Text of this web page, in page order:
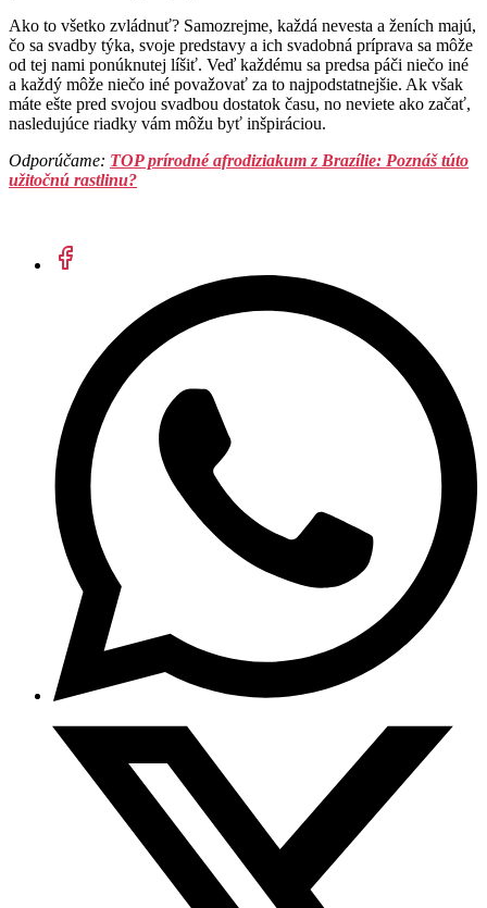
Ako to všetko zvládnuť? Samozrejme, každá nevesta a ženích majú,
čo sa svadby týka, svoje predstavy a ich svadobná príprava sa môže
od tej nami ponúknutej líšiť. Veď každému sa predsa páči niečo iné
a každý môže niečo iné považovať za to najpodstatnejšie. Ak však
máte ešte pred svojou svadbou dostatok času, no neviete ako začať,
nasledujúce riadky vám môžu byť inšpiráciou.
Odporúčame: TOP prírodné afrodiziakum z Brazílie: Poznáš túto
užitočnú rastlinu?